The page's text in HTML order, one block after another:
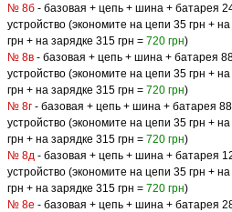
№ 8б - базовая + цепь + шина + батарея
устройство (экономите на цепи 35 грн +
грн + на зарядке 315 грн = 720 грн)
№ 8в - базовая + цепь + шина + батарея
устройство (экономите на цепи 35 грн +
грн + на зарядке 315 грн = 720 грн)
№ 8г - базовая + цепь + шина + батарея
устройство (экономите на цепи 35 грн +
грн + на зарядке 315 грн = 720 грн)
№ 8д - базовая + цепь + шина + батарея
устройство (экономите на цепи 35 грн +
грн + на зарядке 315 грн = 720 грн)
№ 8е - базовая + цепь + шина + батарея